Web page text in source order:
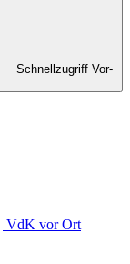
Schnellzugriff Vor-
VdK vor Ort